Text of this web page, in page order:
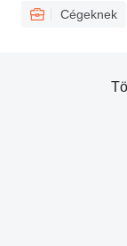
Cégeknek